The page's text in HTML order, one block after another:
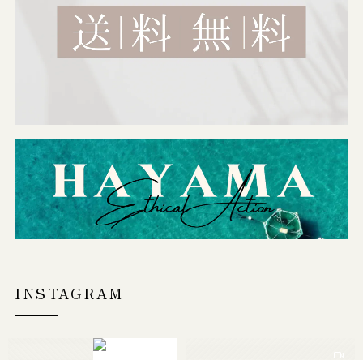
INSTAGRAM